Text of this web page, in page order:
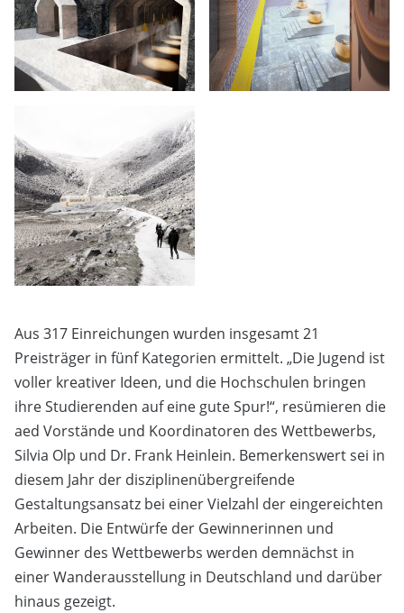
Aus 317 Einreichungen wurden insgesamt 21
Preisträger in fünf Kategorien ermittelt. „Die Jugend ist
voller kreativer Ideen, und die Hochschulen bringen
ihre Studierenden auf eine gute Spur!“, resümieren die
aed Vorstände und Koordinatoren des Wettbewerbs,
Silvia Olp und Dr. Frank Heinlein. Bemerkenswert sei in
diesem Jahr der disziplinenübergreifende
Gestaltungsansatz bei einer Vielzahl der eingereichten
Arbeiten. Die Entwürfe der Gewinnerinnen und
Gewinner des Wettbewerbs werden demnächst in
einer Wanderausstellung in Deutschland und darüber
hinaus gezeigt.